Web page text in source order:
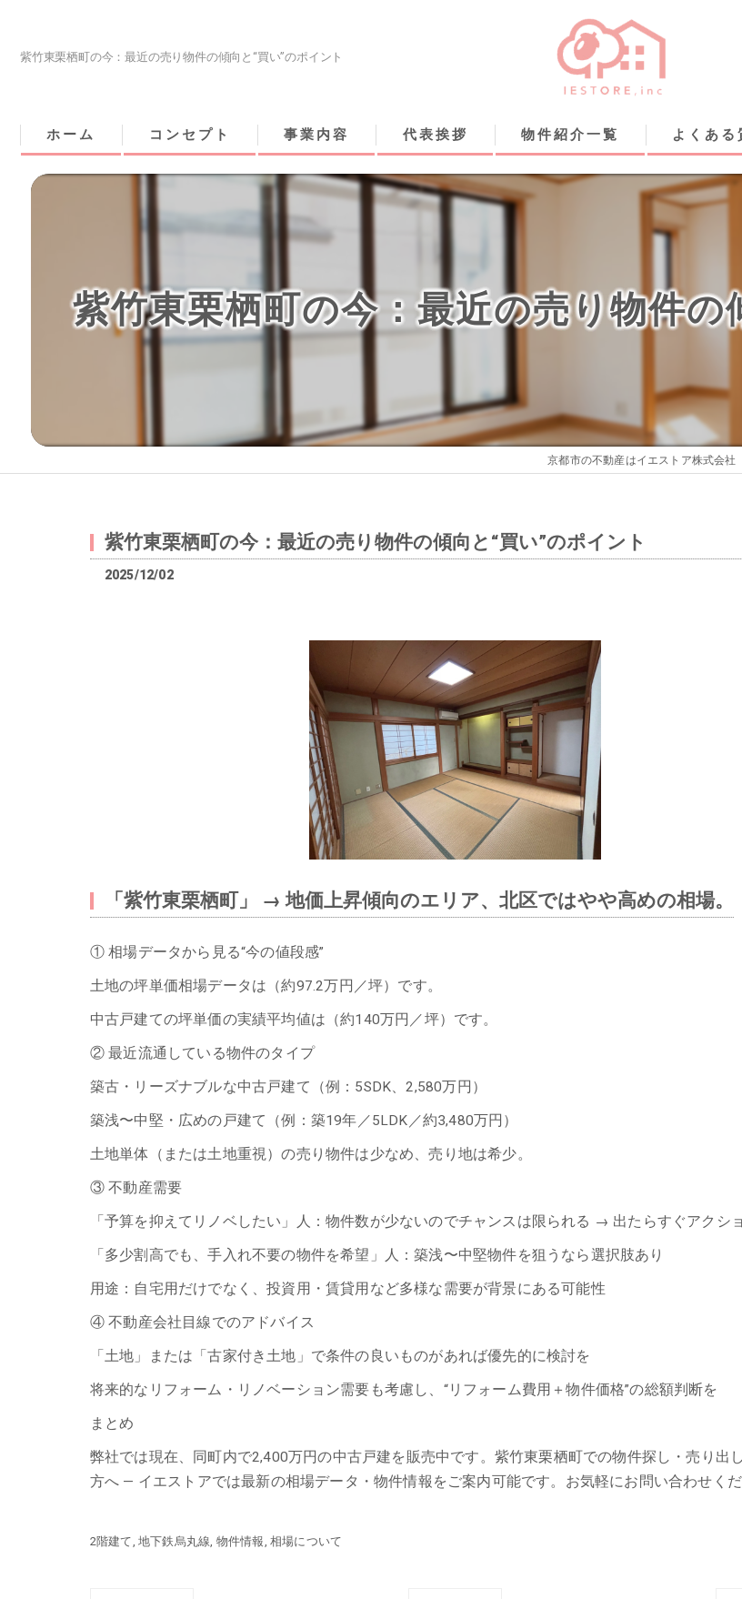
紫竹東栗栖町の今：最近の売り物件の傾向と“買い”のポイント
ホーム コンセプト 事業内容 代表挨拶 物件紹介一覧 よくある
紫竹東栗栖町の今：最近の売り物件の
京都市の不動産はイエストア株式会社
紫竹東栗栖町の今：最近の売り物件の傾向と“買い”のポイント
2025/12/02
「紫竹東栗栖町」 → 地価上昇傾向のエリア、北区ではやや高めの相場。
① 相場データから見る“今の値段感”
土地の坪単価相場データは（約97.2万円／坪）です。
中古戸建ての坪単価の実績平均値は（約140万円／坪）です。
② 最近流通している物件のタイプ
築古・リーズナブルな中古戸建て（例：5SDK、2,580万円）
築浅〜中堅・広めの戸建て（例：築19年／5LDK／約3,480万円）
土地単体（または土地重視）の売り物件は少なめ、売り地は希少。
③ 不動産需要
「予算を抑えてリノベしたい」人：物件数が少ないのでチャンスは限られる → 出たらすぐアクシ
「多少割高でも、手入れ不要の物件を希望」人：築浅〜中堅物件を狙うなら選択肢あり
用途：自宅用だけでなく、投資用・賃貸用など多様な需要が背景にある可能性
④ 不動産会社目線でのアドバイス
「土地」または「古家付き土地」で条件の良いものがあれば優先的に検討を
将来的なリフォーム・リノベーション需要も考慮し、“リフォーム費用＋物件価格”の総額判断を
まとめ
弊社では現在、同町内で2,400万円の中古戸建を販売中です。紫竹東栗栖町での物件探し・売り出
方へ — イエストアでは最新の相場データ・物件情報をご案内可能です。お気軽にお問い合わせくだ
2階建て 地下鉄烏丸線 物件情報 相場について